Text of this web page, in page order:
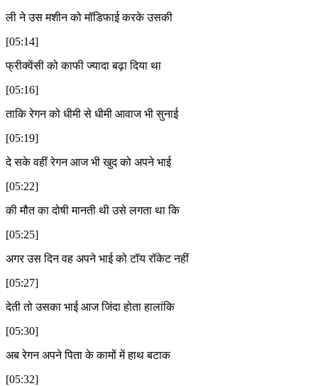
ली ने उस मशीन को मॉडिफाई करके उसकी
[05:14]
फ्रीक्वेंसी को काफी ज्यादा बढ़ा दिया था
[05:16]
ताकि रेगन को धीमी से धीमी आवाज भी सुनाई
[05:19]
दे सके वहीं रेगन आज भी खुद को अपने भाई
[05:22]
की मौत का दोषी मानती थी उसे लगता था कि
[05:25]
अगर उस दिन वह अपने भाई को टॉय रॉकेट नहीं
[05:27]
देती तो उसका भाई आज जिंदा होता हालांकि
[05:30]
अब रेगन अपने पिता के कामों में हाथ बटाक
[05:32]